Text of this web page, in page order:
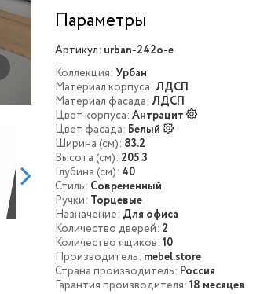
Параметры
Артикул: urban-242o-e
Коллекция: Урбан
Материал корпуса: ЛДСП
Материал фасада: ЛДСП
Цвет корпуса: Антрацит
Цвет фасада: Белый
Ширина (см): 83.2
Высота (см): 205.3
Глубина (см): 40
Стиль: Современный
Ручки: Торцевые
Назначение: Для офиса
Количество дверей: 2
Количество ящиков: 10
Производитель: mebel.store
Страна производитель: Россия
Гарантия производителя: 18 месяцев